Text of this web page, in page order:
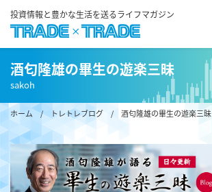
投資情報と豊かな生活を送るライフマガジン
酒匂隆雄の畢生の遊楽三昧
sakoh
ホーム/ トレトレブログ / 酒匂隆雄の畢生の遊楽三昧